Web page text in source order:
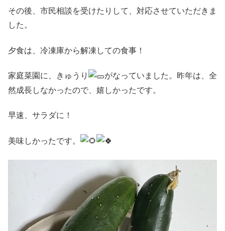
その後、市民相談を受けたりして、対応させていただきま
した。
夕食は、冷凍庫から解凍しての食事！
家庭菜園に、きゅうり
がなっていました。昨年は、全
然成長しなかったので、嬉しかったです。
早速、サラダに！
美味しかったです。